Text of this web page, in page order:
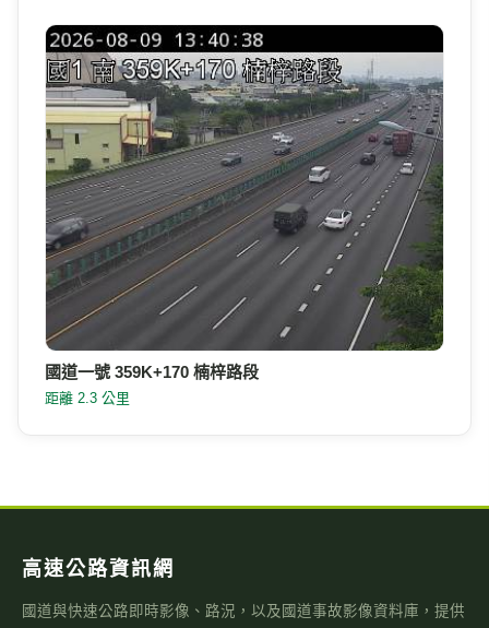
國道一號 359K+170 楠梓路段
距離 2.3 公里
高速公路資訊網
國道與快速公路即時影像、路況，以及國道事故影像資料庫，提供